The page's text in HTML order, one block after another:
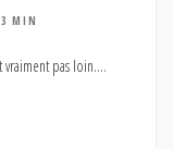
MIN
vraiment pas loin….